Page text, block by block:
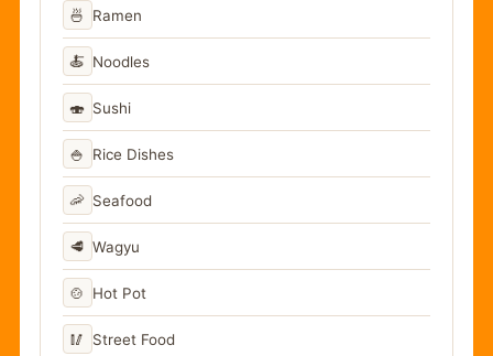
🍜 Ramen
🍝 Noodles
🍣 Sushi
🍚 Rice Dishes
🦐 Seafood
🥩 Wagyu
🍲 Hot Pot
🥢 Street Food